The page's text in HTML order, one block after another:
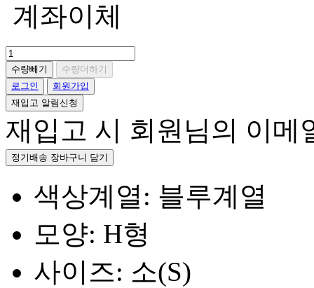
계좌이체
수량빼기
수량더하기
로그인
회원가입
재입고 알림신청
재입고 시 회원님의 이메
정기배송 장바구니 담기
색상계열: 블루계열
모양: H형
사이즈: 소(S)